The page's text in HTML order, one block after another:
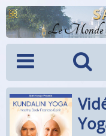
Le Monde
Menu